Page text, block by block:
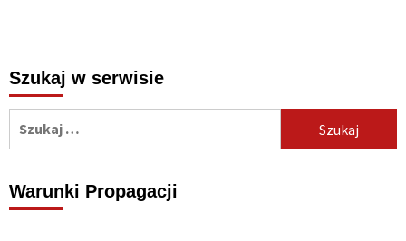
Szukaj w serwisie
Warunki Propagacji